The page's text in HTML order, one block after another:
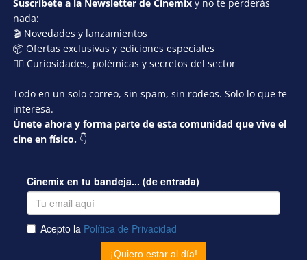
Suscríbete a la Newsletter de Cinemix y no te perderás
nada:
🎬 Novedades y lanzamientos
📦 Ofertas exclusivas y ediciones especiales
🕵️‍♂️ Curiosidades, polémicas y secretos del sector
Todo en un solo correo, sin spam, sin rodeos. Solo lo que te
interesa.
Únete ahora y forma parte de esta comunidad que vive el
cine en físico. 👇